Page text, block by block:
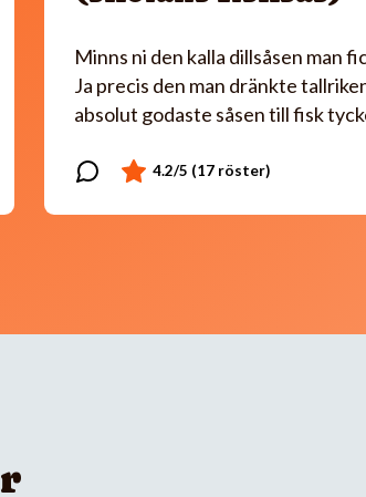
Minns ni den kalla dillsåsen man
Ja precis den man dränkte
absolut godaste såsen till fisk